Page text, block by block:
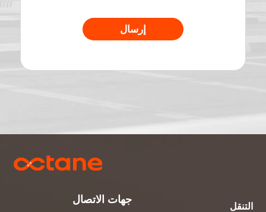
إرسال
جهات الاتصال
التنقل